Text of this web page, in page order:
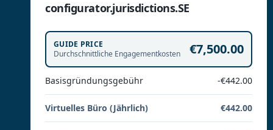
configurator.jurisdictions.SE
GUIDE PRICE
Durchschnittliche Engagementkosten
€7,500.00
Basisgründungsgebühr -€442.00
Virtuelles Büro (Jährlich) €442.00